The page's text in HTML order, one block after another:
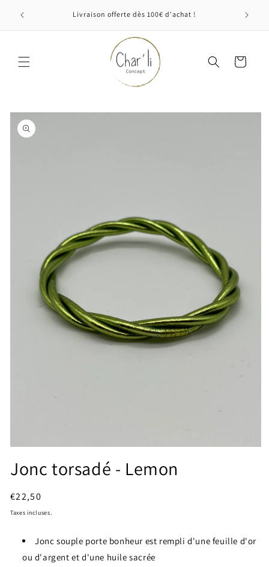
passer
Livraison offerte dès 100€ d'achat !
Panier
Passer aux
informations
produits
média
1
une
modale
Jonc torsadé - Lemon
Prix
habituel
€22,50
Taxes incluses.
Jonc souple porte bonheur est rempli d'une feuille d'or
ou d'argent et d'une huile sacrée